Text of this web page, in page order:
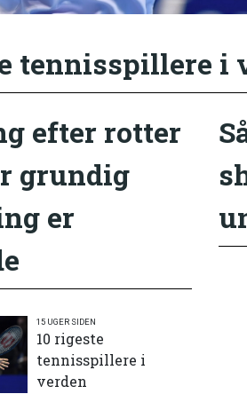
tennisspillere i
efter rotter
grundig
er
15 UGER SIDEN
10 rigeste
tennisspillere i
verden